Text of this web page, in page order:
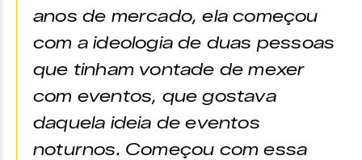
anos de mercado, ela começou
com a ideologia de duas pessoas
que tinham vontade de mexer
com eventos, que gostava
daquela ideia de eventos
noturnos. Começou com essa